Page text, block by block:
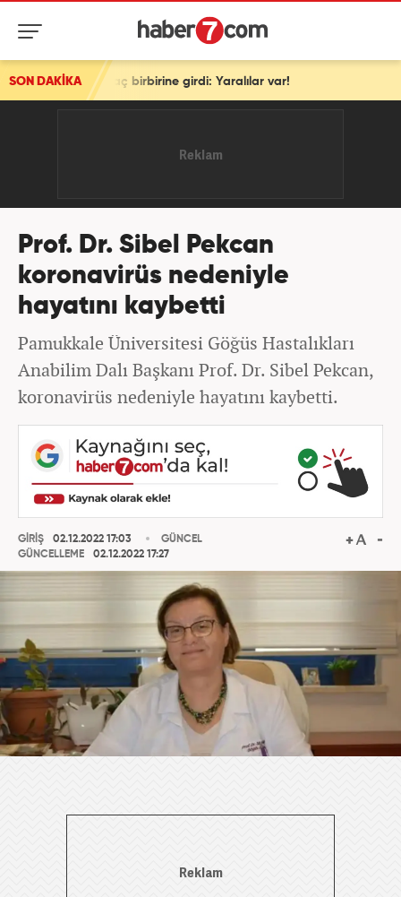
SON DAKİKA
araç birbirine girdi: Yaralılar var!
Prof. Dr. Sibel Pekcan
koronavirüs nedeniyle
hayatını kaybetti
Pamukkale Üniversitesi Göğüs Hastalıkları
Anabilim Dalı Başkanı Prof. Dr. Sibel Pekcan,
koronavirüs nedeniyle hayatını kaybetti.
GİRİŞ
02.12.2022 17:03
GÜNCELLEME
02.12.2022 17:27
GÜNCEL